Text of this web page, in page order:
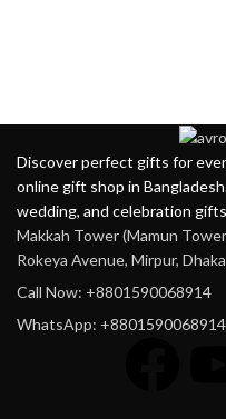
Discover perfect gifts for
online gift shop in
wedding, and celebration
Makkah Tower (Mamun
Rokeya Avenue, Mirpur, Dhaka
Call Now: +8801590068914
WhatsApp: +8801590068914